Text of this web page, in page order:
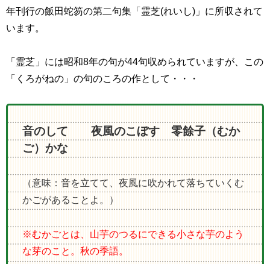
年刊行の飯田蛇笏の第二句集「霊芝(れいし)」に所収されて
います。
「霊芝」には昭和8年の句が44句収められていますが、この
「くろがねの」の句のころの作として・・・
音のして 夜風のこぼす 零餘子（むか
ご）かな
（意味：音を立てて、夜風に吹かれて落ちていくむ
かごがあることよ。）
※むかごとは、山芋のつるにできる小さな芋のよう
な芽のこと。秋の季語。